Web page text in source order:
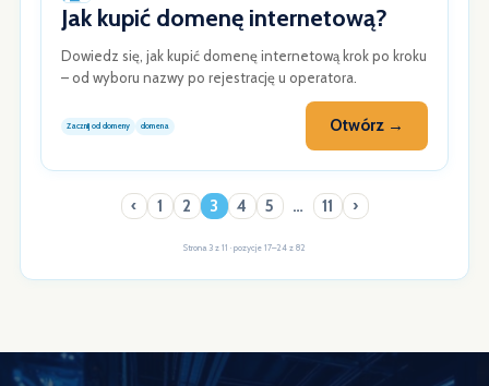
Jak kupić domenę internetową?
Dowiedz się, jak kupić domenę internetową krok po kroku
– od wyboru nazwy po rejestrację u operatora.
Zacznij od domeny domena Otwórz →
‹ 1 2 3 4 5 … 11 ›
Strona 3 z 11 · pozycje 17–24 z 82